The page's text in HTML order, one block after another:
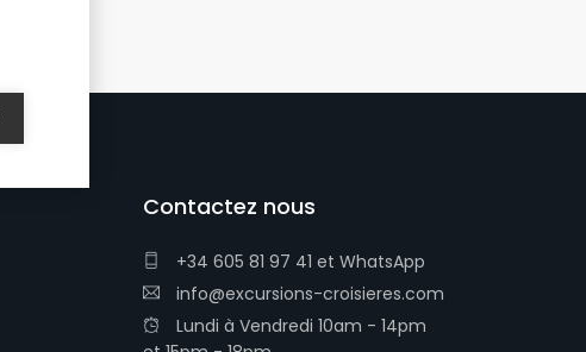
Contactez nous
+34 605 81 97 41 et WhatsApp
info@excursions-croisieres.com
Lundi à Vendredi 10am - 14pm